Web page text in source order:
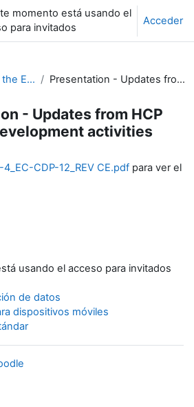
momento está usando el
para invitados
Acceder
12th Meeting of the EC-CDP (16 & 17 February 2026) Presentation - Updates from HCP capacity development activities
- Updates from HCP
activities
CDP-12_REV CE.pdf para ver el
usando el acceso para invitados
de datos
dispositivos móviles